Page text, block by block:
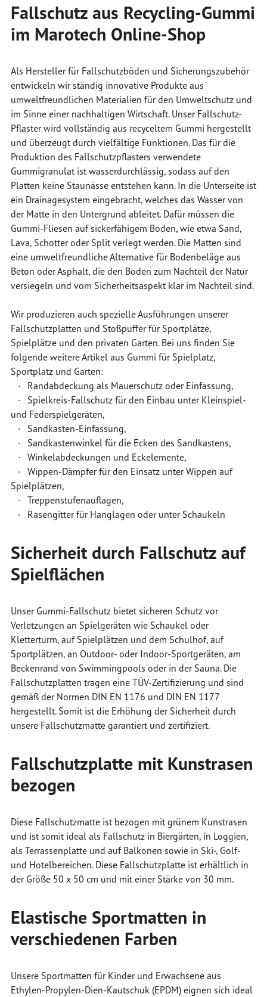
Fallschutz aus Recycling-Gummi
im Marotech Online-Shop
Als Hersteller für Fallschutzböden und Sicherungszubehör
entwickeln wir ständig innovative Produkte aus
umweltfreundlichen Materialien für den Umweltschutz und
im Sinne einer nachhaltigen Wirtschaft. Unser Fallschutz-
Pflaster wird vollständig aus recyceltem Gummi hergestellt
und überzeugt durch vielfältige Funktionen. Das für die
Produktion des Fallschutzpflasters verwendete
Gummigranulat ist wasserdurchlässig, sodass auf den
Platten keine Staunässe entstehen kann. In die Unterseite ist
ein Drainagesystem eingebracht, welches das Wasser von
der Matte in den Untergrund ableitet. Dafür müssen die
Gummi-Fliesen auf sickerfähigem Boden, wie etwa Sand,
Lava, Schotter oder Split verlegt werden. Die Matten sind
eine umweltfreundliche Alternative für Bodenbeläge aus
Beton oder Asphalt, die den Boden zum Nachteil der Natur
versiegeln und vom Sicherheitsaspekt klar im Nachteil sind.
Wir produzieren auch spezielle Ausführungen unserer
Fallschutzplatten und Stoßpuffer für Sportplätze,
Spielplätze und den privaten Garten. Bei uns finden Sie
folgende weitere Artikel aus Gummi für Spielplatz,
Sportplatz und Garten:
· Randabdeckung als Mauerschutz oder Einfassung,
· Spielkreis-Fallschutz für den Einbau unter Kleinspiel-
und Federspielgeräten,
· Sandkasten-Einfassung,
· Sandkastenwinkel für die Ecken des Sandkastens,
· Winkelabdeckungen und Eckelemente,
· Wippen-Dämpfer für den Einsatz unter Wippen auf
Spielplätzen,
· Treppenstufenauflagen,
· Rasengitter für Hanglagen oder unter Schaukeln
Sicherheit durch Fallschutz auf
Spielflächen
Unser Gummi-Fallschutz bietet sicheren Schutz vor
Verletzungen an Spielgeräten wie Schaukel oder
Kletterturm, auf Spielplätzen und dem Schulhof, auf
Sportplätzen, an Outdoor- oder Indoor-Sportgeräten, am
Beckenrand von Swimmingpools oder in der Sauna. Die
Fallschutzplatten tragen eine TÜV-Zertifizierung und sind
gemäß der Normen DIN EN 1176 und DIN EN 1177
hergestellt. Somit ist die Erhöhung der Sicherheit durch
unsere Fallschutzmatte garantiert und zertifiziert.
Fallschutzplatte mit Kunstrasen
bezogen
Diese Fallschutzmatte ist bezogen mit grünem Kunstrasen
und ist somit ideal als Fallschutz in Biergärten, in Loggien,
als Terrassenplatte und auf Balkonen sowie in Ski-, Golf-
und Hotelbereichen. Diese Fallschutzplatte ist erhältlich in
der Größe 50 x 50 cm und mit einer Stärke von 30 mm.
Elastische Sportmatten in
verschiedenen Farben
Unsere Sportmatten für Kinder und Erwachsene aus
Ethylen-Propylen-Dien-Kautschuk (EPDM) eignen sich ideal